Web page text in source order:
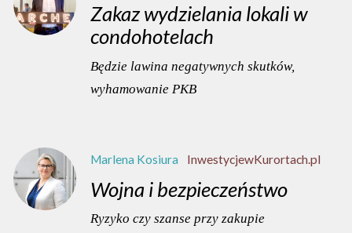
Zakaz wydzielania lokali w
condohotelach
Będzie lawina negatywnych skutków,
wyhamowanie PKB
Marlena Kosiura InwestycjewKurortach.pl
Wojna i bezpieczeństwo
Ryzyko czy szanse przy zakupie